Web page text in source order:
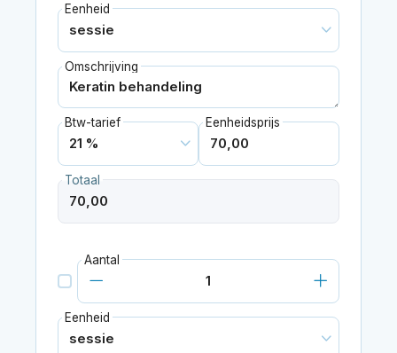
Eenheid
Omschrijving
Btw-tarief Eenheidsprijs
Totaal
Aantal
Eenheid